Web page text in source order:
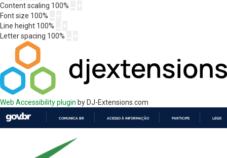
Content scaling 100%
Font size 100%
Line height 100%
Letter spacing 100%
Web Accessibility plugin by DJ-Extensions.com
COMUNICA BR ACESSO À INFORMAÇÃO PARTICIPE